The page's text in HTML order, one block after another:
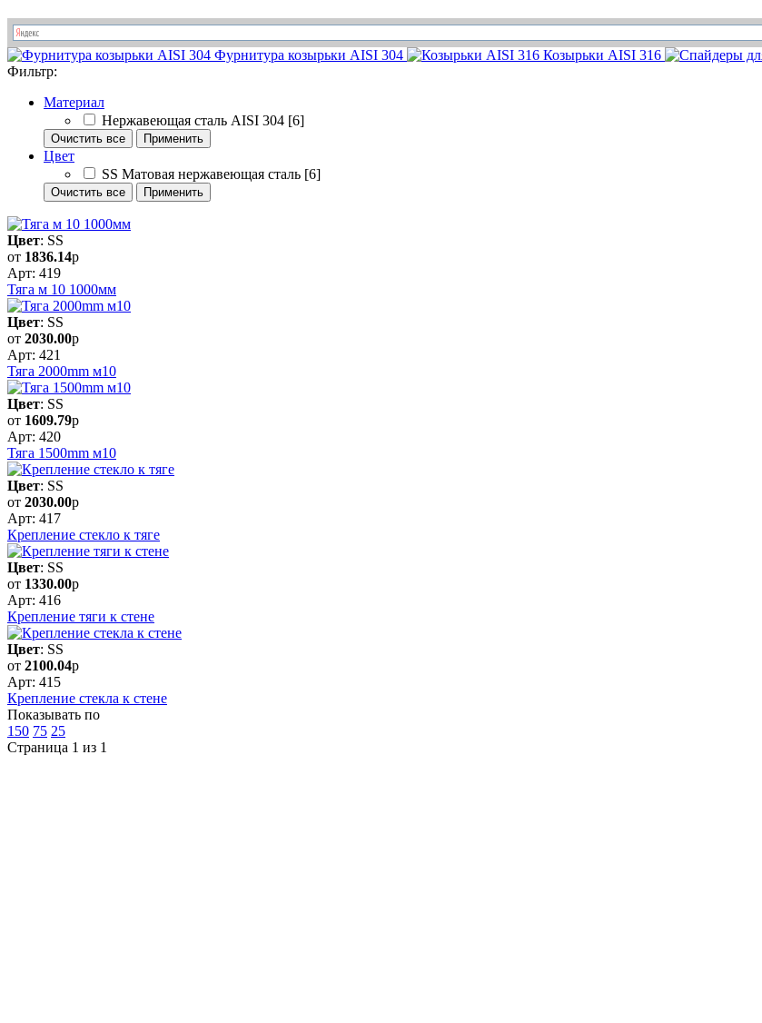
Фурнитура козырьки AISI 304 Козырьки AISI 316
Фильтр:
Материал
Нержавеющая сталь AISI 304 [6]
Очистить все Применить
Цвет
SS Матовая нержавеющая сталь [6]
Очистить все Применить
Цвет: SS
от 1836.14р
Арт: 419
Тяга м 10 1000мм
Цвет: SS
от 2030.00р
Арт: 421
Тяга 2000mm м10
Цвет: SS
от 1609.79р
Арт: 420
Тяга 1500mm м10
Цвет: SS
от 2030.00р
Арт: 417
Крепление стекло к тяге
Цвет: SS
от 1330.00р
Арт: 416
Крепление тяги к стене
Цвет: SS
от 2100.04р
Арт: 415
Крепление стекла к стене
Показывать по
150 75 25
Страница 1 из 1